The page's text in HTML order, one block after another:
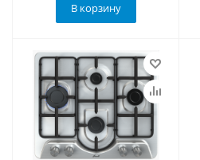
В корзину